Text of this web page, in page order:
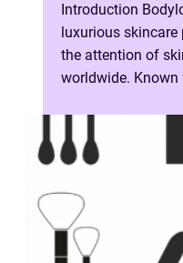
Introduction
luxurious
the attention of
worldwide.